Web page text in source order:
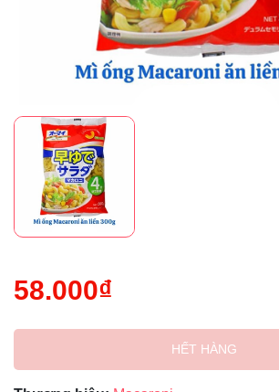
58.000₫
HẾT HÀNG
Mã giảm giá:
Ngày hết hạn: